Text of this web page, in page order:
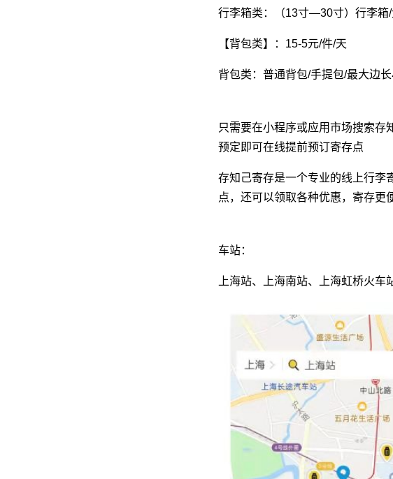
行李箱类：（13寸—30寸）行李箱
【背包类】：15-5元/件/天
背包类：普通背包/手提包/最大边
只需要在小程序或应用市场搜索存
预定即可在线提前预订寄存点
存知己寄存是一个专业的线上行李
点，还可以领取各种优惠，寄存更
车站：
上海站、上海南站、上海虹桥火车